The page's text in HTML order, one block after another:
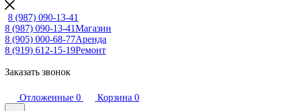
8 (987) 090-13-41
8 (987) 090-13-41Магазин
8 (905) 000-68-77Аренда
8 (919) 612-15-19Ремонт
Заказать звонок
Отложенные 0 Корзина 0